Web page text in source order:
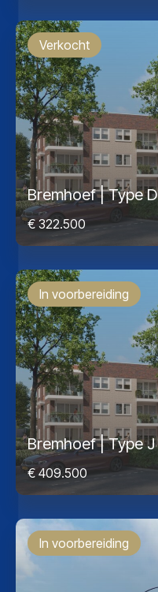
Verkocht
Bremhoef | Type D
€ 322.500
In voorbereiding
Bremhoef | Type J
€ 409.500
In voorbereiding